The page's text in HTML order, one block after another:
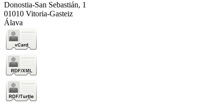
Donostia-San Sebastián, 1
01010 Vitoria-Gasteiz
Álava